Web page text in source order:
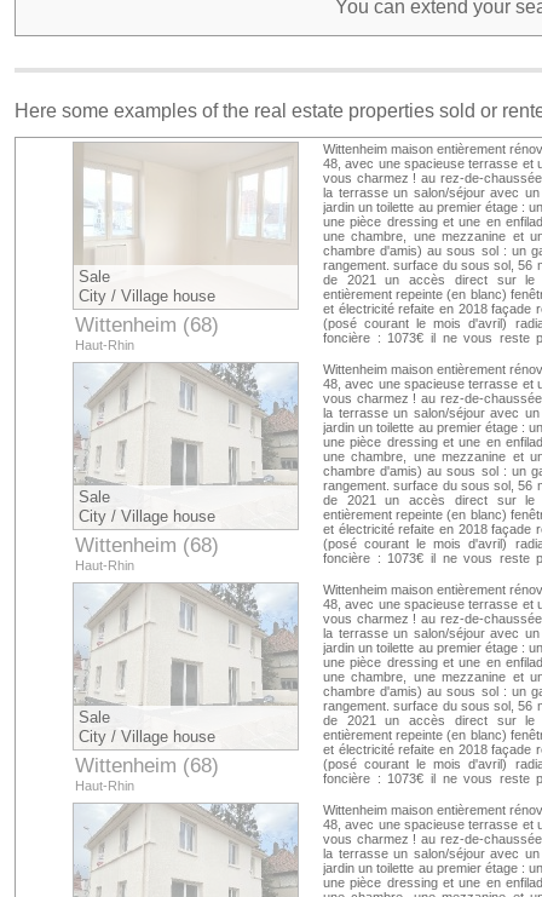
You can extend your
Here some examples of the real estate properties sold or
Sale
City / Village house
Wittenheim (68)
Haut-Rhin
Wittenheim maison entièrement
48, avec une spacieuse terrasse et
vous charmez ! au rez-de-
la terrasse un salon/séjour avec
jardin un toilette au premier étage :
une pièce dressing et une en
une chambre, une mezzanine et
chambre d'amis) au sous sol : un
rangement. surface du sous sol, 56
de 2021 un accès direct sur le
entièrement repeinte (en blanc)
et électricité refaite en 2018 façade
(posé courant le mois d'avril)
foncière : 1073€ il ne vous reste
avec, sylvia da silva au ou par mail
: 295 000€ honoraire agence : 15
acquéreur
Sale
City / Village house
Wittenheim (68)
Haut-Rhin
Wittenheim maison entièrement
48, avec une spacieuse terrasse et
vous charmez ! au rez-de-
la terrasse un salon/séjour avec
jardin un toilette au premier étage :
une pièce dressing et une en
une chambre, une mezzanine et
chambre d'amis) au sous sol : un
rangement. surface du sous sol, 56
de 2021 un accès direct sur le
entièrement repeinte (en blanc)
et électricité refaite en 2018 façade
(posé courant le mois d'avril)
foncière : 1073€ il ne vous reste
avec, sylvia da silva au ou par mail
: 295 000€ honoraire agence : 15
acquéreur
Sale
City / Village house
Wittenheim (68)
Haut-Rhin
Wittenheim maison entièrement
48, avec une spacieuse terrasse et
vous charmez ! au rez-de-
la terrasse un salon/séjour avec
jardin un toilette au premier étage :
une pièce dressing et une en
une chambre, une mezzanine et
chambre d'amis) au sous sol : un
rangement. surface du sous sol, 56
de 2021 un accès direct sur le
entièrement repeinte (en blanc)
et électricité refaite en 2018 façade
(posé courant le mois d'avril)
foncière : 1073€ il ne vous reste
avec, sylvia da silva au ou par mail
: 302 000€ honoraire agence : 17
acquéreur
Wittenheim maison entièrement
48, avec une spacieuse terrasse et
vous charmez ! au rez-de-
la terrasse un salon/séjour avec
jardin un toilette au premier étage :
une pièce dressing et une en